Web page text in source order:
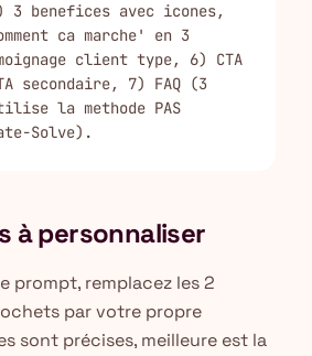
benefices avec icones,
ca marche' en 3
client type, 6) CTA
secondaire, 7) FAQ (3
la methode PAS
Solve).
à personnaliser
prompt, remplacez les 2
par votre propre
sont précises, meilleure est la